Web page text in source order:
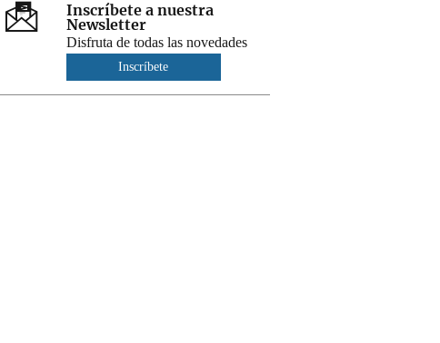
Inscríbete a nuestra
Newsletter
Disfruta de todas las novedades
Inscríbete